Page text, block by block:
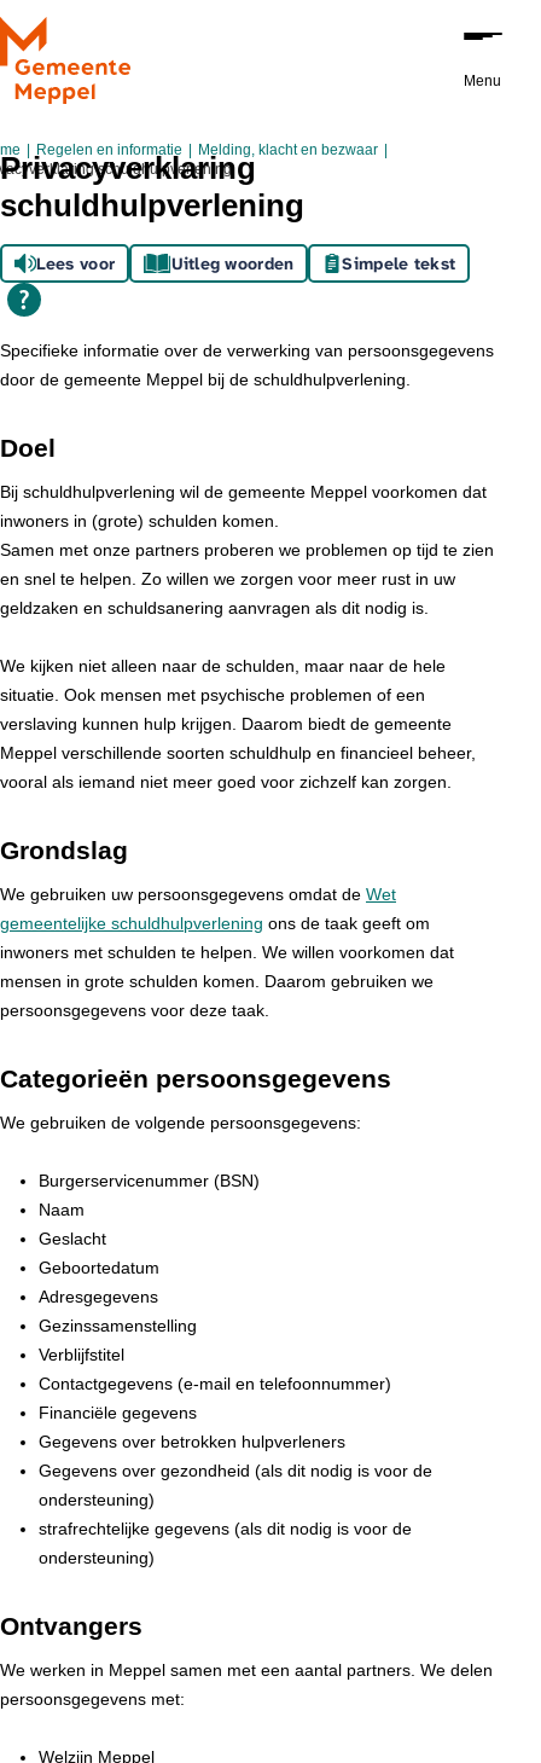
Ga naar de inhoud
Menu
Regelen en informatie
Melding, klacht en bezwaar
schuldhulpverlening
Privacyverklaring
schuldhulpverlening
Lees voor Uitleg woorden Simpele tekst
Specifieke informatie over de verwerking van persoonsgegevens
door de gemeente Meppel bij de schuldhulpverlening.
Doel
Bij schuldhulpverlening wil de gemeente Meppel voorkomen dat
inwoners in (grote) schulden komen.
Samen met onze partners proberen we problemen op tijd te zien
en snel te helpen. Zo willen we zorgen voor meer rust in uw
geldzaken en schuldsanering aanvragen als dit nodig is.
We kijken niet alleen naar de schulden, maar naar de hele
situatie. Ook mensen met psychische problemen of een
verslaving kunnen hulp krijgen. Daarom biedt de gemeente
Meppel verschillende soorten schuldhulp en financieel beheer,
vooral als iemand niet meer goed voor zichzelf kan zorgen.
Grondslag
We gebruiken uw persoonsgegevens omdat de Wet
gemeentelijke schuldhulpverlening ons de taak geeft om
inwoners met schulden te helpen. We willen voorkomen dat
mensen in grote schulden komen. Daarom gebruiken we
persoonsgegevens voor deze taak.
Categorieën persoonsgegevens
We gebruiken de volgende persoonsgegevens:
Burgerservicenummer (BSN)
Naam
Geslacht
Geboortedatum
Adresgegevens
Gezinssamenstelling
Verblijfstitel
Contactgegevens (e-mail en telefoonnummer)
Financiële gegevens
Gegevens over betrokken hulpverleners
Gegevens over gezondheid (als dit nodig is voor de
ondersteuning)
strafrechtelijke gegevens (als dit nodig is voor de
ondersteuning)
Ontvangers
We werken in Meppel samen met een aantal partners. We delen
persoonsgegevens met:
Welzijn Meppel